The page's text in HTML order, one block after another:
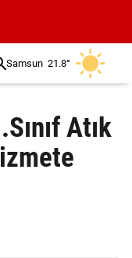
Samsun 21.8°
Atık